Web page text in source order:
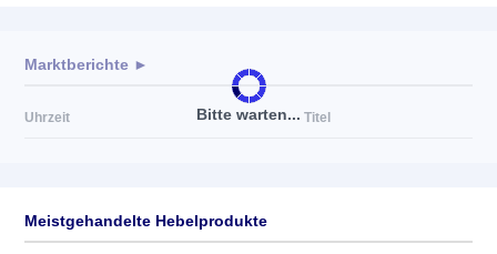
Bitte warten...
Marktberichte ►
Uhrzeit Titel
Meistgehandelte Hebelprodukte